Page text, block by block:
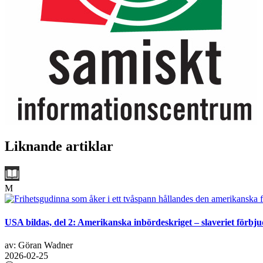
Liknande artiklar
M
USA bildas, del 2: Amerikanska inbördeskriget – slaveriet
av: Göran Wadner
2026-02-25